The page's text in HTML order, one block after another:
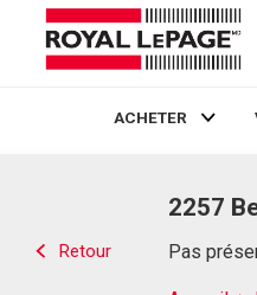
ACHETER
Retour
2257
Pas